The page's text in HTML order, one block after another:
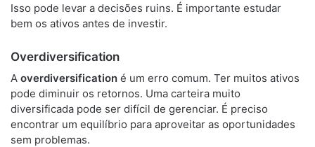
Isso pode levar a decisões ruins. É importante estudar
bem os ativos antes de investir.
Overdiversification
A overdiversification é um erro comum. Ter muitos ativos
pode diminuir os retornos. Uma carteira muito
diversificada pode ser difícil de gerenciar. É preciso
encontrar um equilíbrio para aproveitar as oportunidades
sem problemas.